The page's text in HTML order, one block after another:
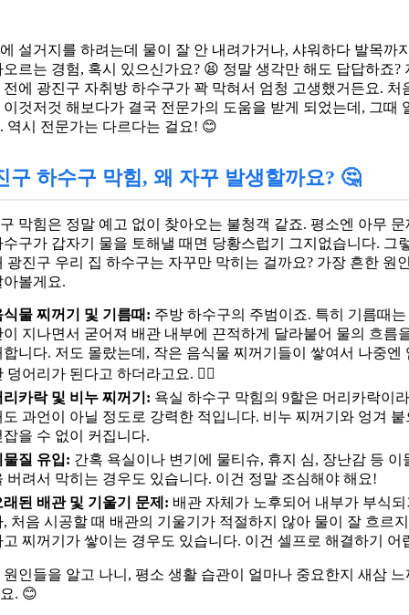
설거지를 하려는데 물이 잘 안 내려가거나, 샤워하다 발목까
오르는 경험, 혹시 있으신가요? 😫 정말 생각만 해도 답답하죠?
전에 광진구 자취방 하수구가 꽉 막혀서 엄청 고생했거든요. 처
이것저것 해보다가 결국 전문가의 도움을 받게 되었는데, 그때
역시 전문가는 다르다는 걸요! 😊
구 하수구 막힘, 왜 자꾸 발생할까요? 🤔
막힘은 정말 예고 없이 찾아오는 불청객 같죠. 평소엔 아무 문
수구가 갑자기 물을 토해낼 때면 당황스럽기 그지없습니다. 그
광진구 우리 집 하수구는 자꾸만 막히는 걸까요? 가장 흔한 원
아볼게요.
식물 찌꺼기 및 기름때: 주방 하수구의 주범이죠. 특히 기름때는
이 지나면서 굳어져 배관 내부에 끈적하게 달라붙어 물의 흐름
합니다. 저도 몰랐는데, 작은 음식물 찌꺼기들이 쌓여서 나중엔
덩어리가 된다고 하더라고요. 😵‍💫
리카락 및 비누 찌꺼기: 욕실 하수구 막힘의 9할은 머리카락이
도 과언이 아닐 정도로 강력한 적입니다. 비누 찌꺼기와 엉겨 붙
잡을 수 없이 커집니다.
물질 유입: 간혹 욕실이나 변기에 물티슈, 휴지 심, 장난감 등 이
버려서 막히는 경우도 있습니다. 이건 정말 조심해야 해요!
래된 배관 및 기울기 문제: 배관 자체가 노후되어 내부가 부식되
, 처음 시공할 때 배관의 기울기가 적절하지 않아 물이 잘 흐르
고 찌꺼기가 쌓이는 경우도 있습니다. 이건 셀프로 해결하기 어
원인들을 알고 나니, 평소 생활 습관이 얼마나 중요한지 새삼 느
. 😊